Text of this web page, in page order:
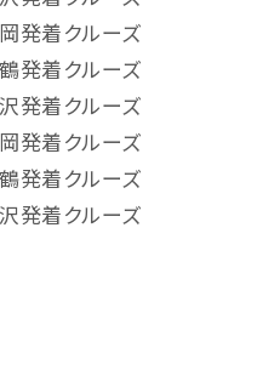
発着クルーズ
発着クルーズ
発着クルーズ
発着クルーズ
発着クルーズ
発着クルーズ